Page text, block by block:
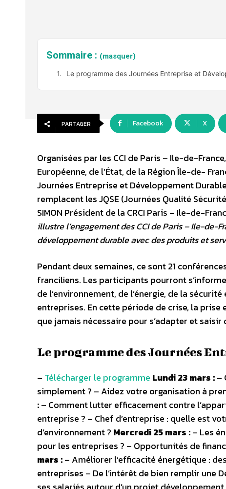
Sommaire : (masquer)
Le programme des Journées Entreprise et
PARTAGER Facebook X
Organisées par les CCI de Paris – Ile-de-
Européenne, de l’État, de la Région Île-de-
Journées Entreprise et Développement
remplacent les JQSE (Journées Qualité
SIMON Président de la CRCI Paris – Ile-de-
illustre l’engagement des CCI de Paris – Ile-de-
développement durable avec des produits et
Pendant deux semaines, ce sont 21
franciliens. Les participants pourront
de l’environnement, de l’énergie, de la
entreprises. En cette période de crise, la
que jamais nécessaire pour s’adapter et
Le programme des Journées
– Télécharger le programme Lundi 23 mars :–
simplement ? – Aidez votre organisation à
:– Comment lutter efficacement contre
entreprise ? – Chef d’entreprise : quelle est
d’environnement ? Mercredi 25 mars :– Les
pour les entreprises ? – Opportunités de
mars :– Améliorer l’efficacité énergétique :
entreprises – De l’intérêt de bien remplir une